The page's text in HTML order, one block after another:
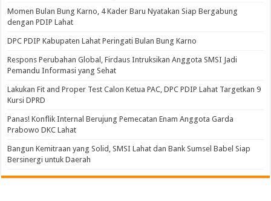
Momen Bulan Bung Karno, 4 Kader Baru Nyatakan Siap Bergabung
dengan PDIP Lahat
DPC PDIP Kabupaten Lahat Peringati Bulan Bung Karno
Respons Perubahan Global, Firdaus Intruksikan Anggota SMSI Jadi
Pemandu Informasi yang Sehat
Lakukan Fit and Proper Test Calon Ketua PAC, DPC PDIP Lahat Targetkan 9
Kursi DPRD
Panas! Konflik Internal Berujung Pemecatan Enam Anggota Garda
Prabowo DKC Lahat
Bangun Kemitraan yang Solid, SMSI Lahat dan Bank Sumsel Babel Siap
Bersinergi untuk Daerah